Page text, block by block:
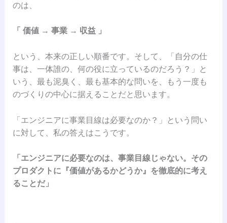
のは、
「 価値 → 事業 → 収益 」
という、本来の正しい順番です。そして、「自分の仕
事は、一体誰の、何の役に立っているのだろう？」と
いう、最も泥臭く、最も基本的な問いを、もう一度も
のづくりの中心に据えることだと思います。
「エンジニアに事業目線は必要なのか？」という問い
に対して、私の答えはこうです。
「エンジニアに必要なのは、事業目線じゃない。その
プロダクトに『価値があるかどうか』を徹底的に考え
ることだ」